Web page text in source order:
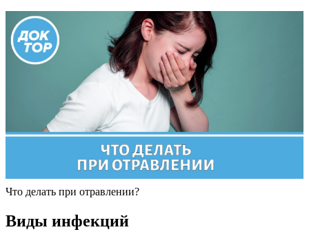
Что делать при отравлении?
Виды инфекций